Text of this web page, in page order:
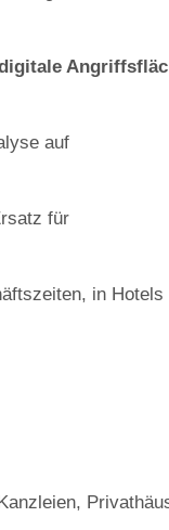
auf
für
in Hotels